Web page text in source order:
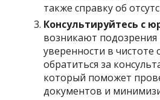
также справку об
Консультируйтесь с
возникают
уверенности в чистоте
обратиться за
который поможет
документов и